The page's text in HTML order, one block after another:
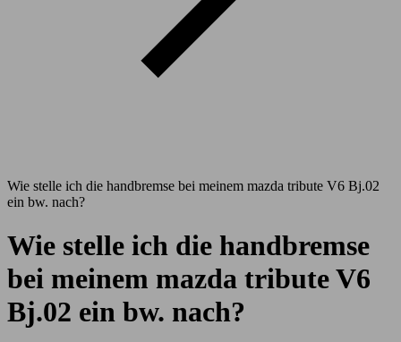
Wie stelle ich die handbremse bei meinem mazda tribute V6 Bj.02
ein bw. nach?
Wie stelle ich die handbremse
bei meinem mazda tribute V6
Bj.02 ein bw. nach?